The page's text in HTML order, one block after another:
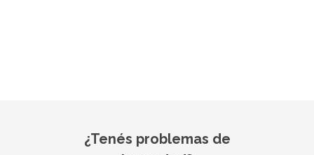
¿Tenés problemas de